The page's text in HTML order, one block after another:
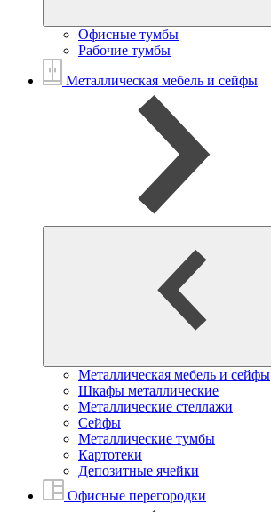
Офисные тумбы
Рабочие тумбы
Металлическая мебель и сейфы
Металлическая мебель и сейфы
Шкафы металлические
Металлические стеллажи
Сейфы
Металлические тумбы
Картотеки
Депозитные ячейки
Офисные перегородки